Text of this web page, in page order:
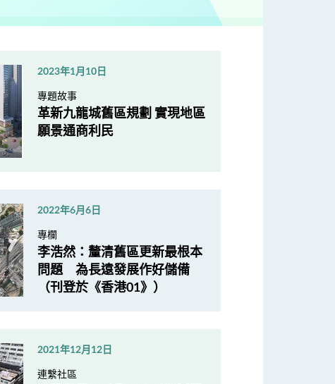
2023年1月10日
專題故事
革新九龍城舊區規劃 實現地區
願景通商利民
2022年6月6日
專欄
李浩然：釐清舊區更新最根本
問題 為長遠發展作好儲備
（刊登於《香港01》）
2021年12月12日
連繫社區